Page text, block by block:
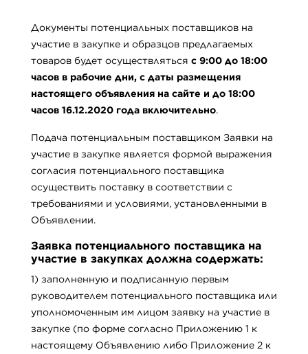
Документы потенциальных поставщиков на
участие в закупке и образцов предлагаемых
товаров будет осуществляться с 9:00 до 18:00
часов в рабочие дни, с даты размещения
настоящего объявления на сайте и до 18:00
часов 16.12.2020 года включительно.
Подача потенциальным поставщиком Заявки на
участие в закупке является формой выражения
согласия потенциального поставщика
осуществить поставку в соответствии с
требованиями и условиями, установленными в
Объявлении.
Заявка потенциального поставщика на
участие в закупках должна содержать:
1) заполненную и подписанную первым
руководителем потенциального поставщика или
уполномоченным им лицом заявку на участие в
закупке (по форме согласно Приложению 1 к
настоящему Объявлению либо Приложение 2 к